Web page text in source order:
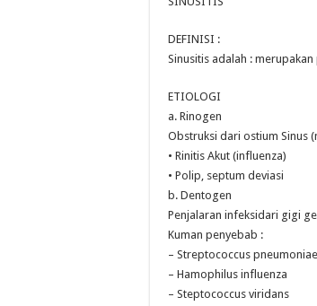
DEFINISI :
Sinusitis adalah :
ETIOLOGI
a. Rinogen
Obstruksi dari ostium Sinus
• Rinitis Akut (influenza)
• Polip, septum deviasi
b. Dentogen
Penjalaran infeksidari gigi
Kuman penyebab :
– Streptococcus pneumoniae
– Hamophilus influenza
– Steptococcus viridans